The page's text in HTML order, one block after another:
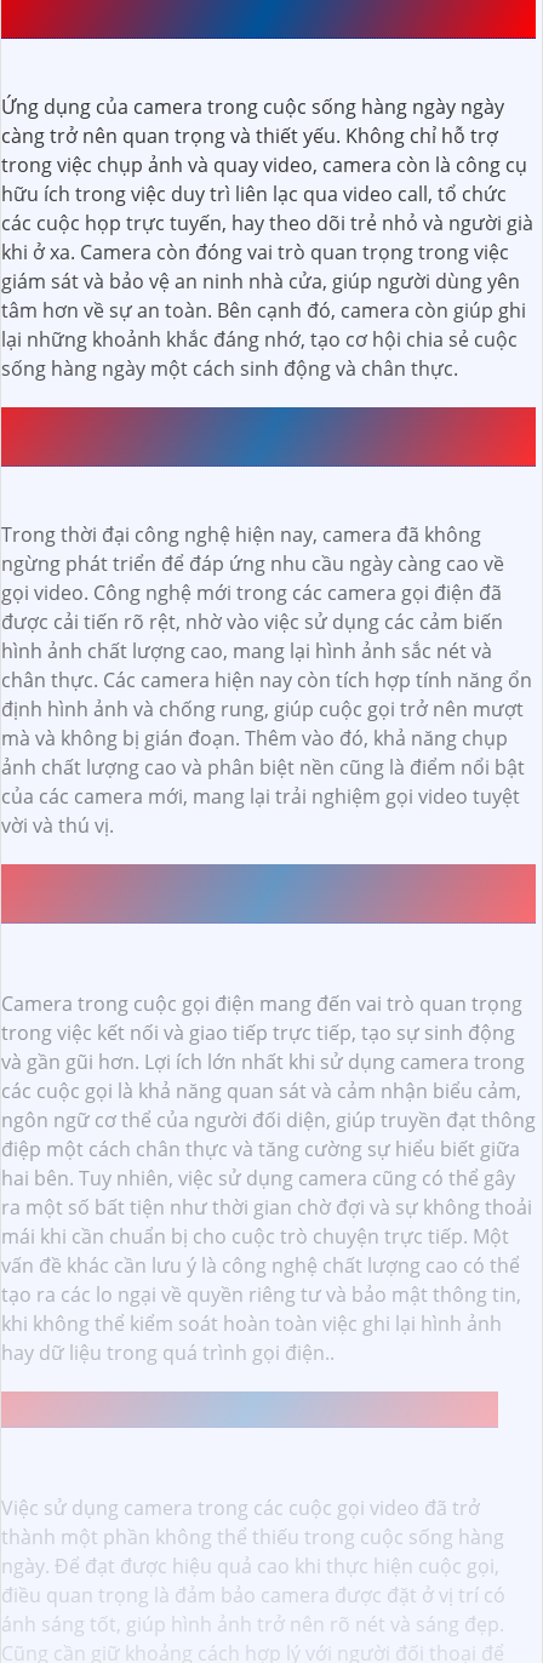
Ứng dụng của camera trong cuộc sống hàng ngày ngày
càng trở nên quan trọng và thiết yếu. Không chỉ hỗ trợ
trong việc chụp ảnh và quay video, camera còn là công cụ
hữu ích trong việc duy trì liên lạc qua video call, tổ chức
các cuộc họp trực tuyến, hay theo dõi trẻ nhỏ và người già
khi ở xa. Camera còn đóng vai trò quan trọng trong việc
giám sát và bảo vệ an ninh nhà cửa, giúp người dùng yên
tâm hơn về sự an toàn. Bên cạnh đó, camera còn giúp ghi
lại những khoảnh khắc đáng nhớ, tạo cơ hội chia sẻ cuộc
sống hàng ngày một cách sinh động và chân thực.
Trong thời đại công nghệ hiện nay, camera đã không
ngừng phát triển để đáp ứng nhu cầu ngày càng cao về
gọi video. Công nghệ mới trong các camera gọi điện đã
được cải tiến rõ rệt, nhờ vào việc sử dụng các cảm biến
hình ảnh chất lượng cao, mang lại hình ảnh sắc nét và
chân thực. Các camera hiện nay còn tích hợp tính năng ổn
định hình ảnh và chống rung, giúp cuộc gọi trở nên mượt
mà và không bị gián đoạn. Thêm vào đó, khả năng chụp
ảnh chất lượng cao và phân biệt nền cũng là điểm nổi bật
của các camera mới, mang lại trải nghiệm gọi video tuyệt
vời và thú vị.
Camera trong cuộc gọi điện mang đến vai trò quan trọng
trong việc kết nối và giao tiếp trực tiếp, tạo sự sinh động
và gần gũi hơn. Lợi ích lớn nhất khi sử dụng camera trong
các cuộc gọi là khả năng quan sát và cảm nhận biểu cảm,
ngôn ngữ cơ thể của người đối diện, giúp truyền đạt thông
điệp một cách chân thực và tăng cường sự hiểu biết giữa
hai bên. Tuy nhiên, việc sử dụng camera cũng có thể gây
ra một số bất tiện như thời gian chờ đợi và sự không thoải
mái khi cần chuẩn bị cho cuộc trò chuyện trực tiếp. Một
vấn đề khác cần lưu ý là công nghệ chất lượng cao có thể
tạo ra các lo ngại về quyền riêng tư và bảo mật thông tin,
khi không thể kiểm soát hoàn toàn việc ghi lại hình ảnh
hay dữ liệu trong quá trình gọi điện..
Việc sử dụng camera trong các cuộc gọi video đã trở
thành một phần không thể thiếu trong cuộc sống hàng
ngày. Để đạt được hiệu quả cao khi thực hiện cuộc gọi,
điều quan trọng là đảm bảo camera được đặt ở vị trí có
ánh sáng tốt, giúp hình ảnh trở nên rõ nét và sáng đẹp.
Cũng cần giữ khoảng cách hợp lý với người đối thoại để